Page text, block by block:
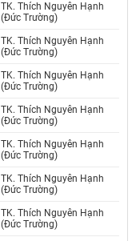
TK. Thích Nguyên Hạnh
(Đức Trường)
TK. Thích Nguyên Hạnh
(Đức Trường)
TK. Thích Nguyên Hạnh
(Đức Trường)
TK. Thích Nguyên Hạnh
(Đức Trường)
TK. Thích Nguyên Hạnh
(Đức Trường)
TK. Thích Nguyên Hạnh
(Đức Trường)
TK. Thích Nguyên Hạnh
(Đức Trường)